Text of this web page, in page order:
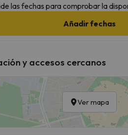
las fechas para comprobar la
Añadir fechas
y accesos cercanos
Ver mapa